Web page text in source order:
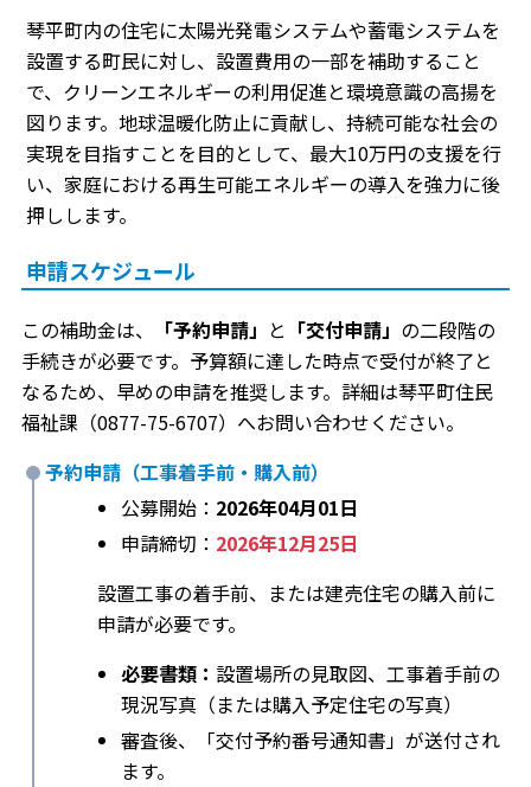
琴平町内の住宅に太陽光発電システムや蓄電システムを
設置する町民に対し、設置費用の一部を補助すること
で、クリーンエネルギーの利用促進と環境意識の高揚を
図ります。地球温暖化防止に貢献し、持続可能な社会の
実現を目指すことを目的として、最大10万円の支援を行
い、家庭における再生可能エネルギーの導入を強力に後
押しします。
申請スケジュール
この補助金は、 「予約申請」 と 「交付申請」 の二段階の
手続きが必要です。予算額に達した時点で受付が終了と
なるため、早めの申請を推奨します。詳細は琴平町住民
福祉課（0877-75-6707）へお問い合わせください。
予約申請（工事着手前・購入前）
公募開始： 2026年04月01日
申請締切： 2026年12月25日
設置工事の着手前、または建売住宅の購入前に
申請が必要です。
必要書類： 設置場所の見取図、工事着手前の
現況写真（または購入予定住宅の写真）
審査後、「交付予約番号通知書」が送付され
ます。